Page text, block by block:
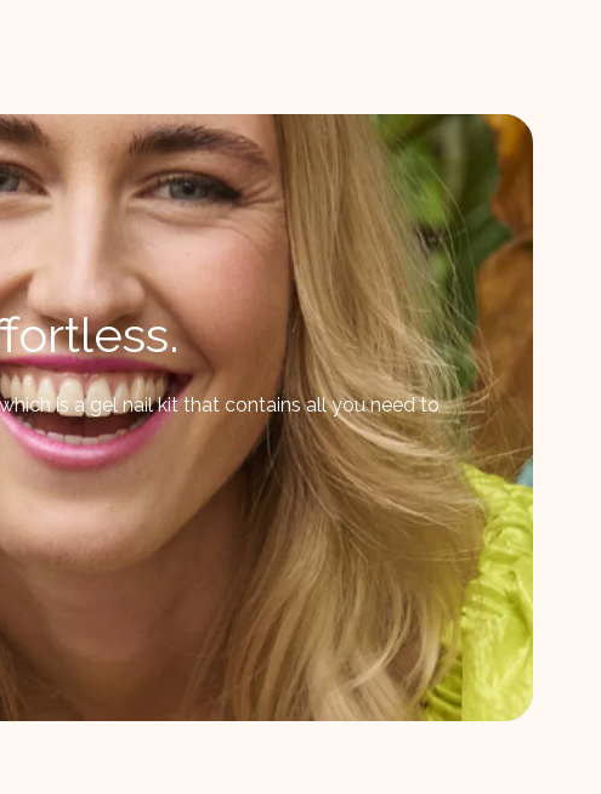
is a gel nail kit that contains all you need to